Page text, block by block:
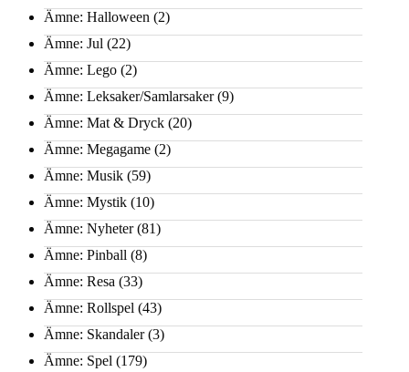
Ämne: Halloween (2)
Ämne: Jul (22)
Ämne: Lego (2)
Ämne: Leksaker/Samlarsaker(9)
Ämne: Mat & Dryck (20)
Ämne: Megagame (2)
Ämne: Musik (59)
Ämne: Mystik (10)
Ämne: Nyheter(81)
Ämne: Pinball (8)
Ämne: Resa (33)
Ämne: Rollspel (43)
Ämne: Skandaler(3)
Ämne: Spel (179)